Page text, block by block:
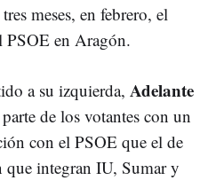
meses, en febrero, el
PSOE en Aragón.
a su izquierda, Adelante
de los votantes con un
con el PSOE que el de
integran IU, Sumar y